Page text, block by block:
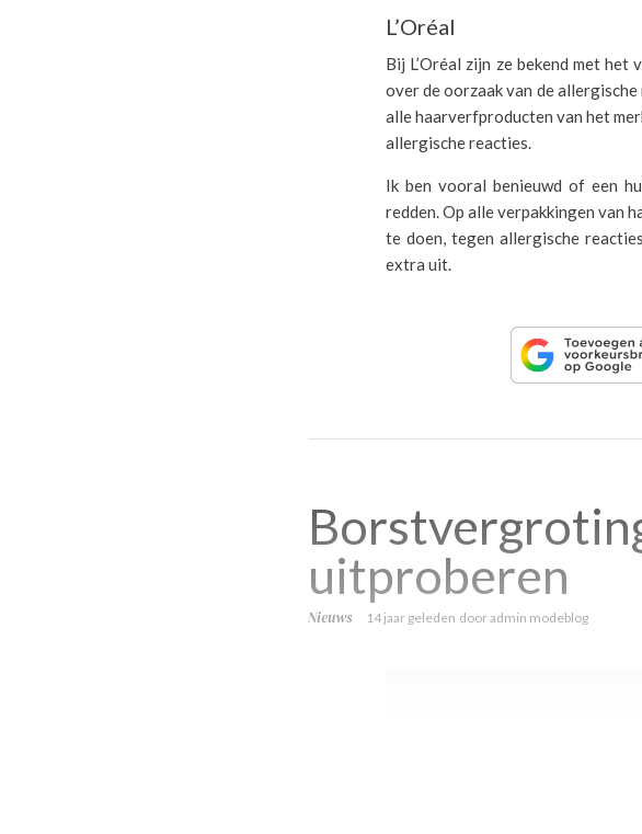
L’Oréal
Bij L’Oréal zijn ze bekend met
over de oorzaak van de
alle haarverfproducten van het
allergische reacties.
Ik ben vooral benieuwd of een
redden. Op alle verpakkingen van
te doen, tegen allergische
extra uit.
uitproberen
Nieuws 14 jaar geleden dooradmin modeblog